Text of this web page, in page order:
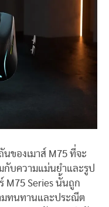
ของเมาส์ M75 ที่จะ
กับความแม่นยำและรูป
M75 Series นั้นถูก
มทนทานและประณีต